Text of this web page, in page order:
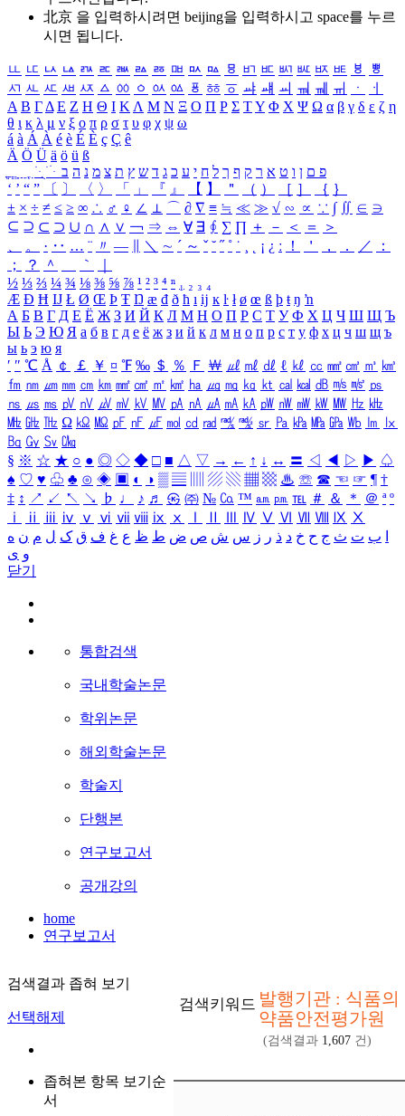
北京 을 입력하시려면 beijing을 입력하시고 space를 누르
시면 됩니다.
ㅥ ㅦ ㅧ ㅨ ㅩ ㅪ ㅫ ㅬ ㅭ ㅮ ㅯ ㅰ ㅱ ㅲ ㅳ ㅴ ㅵ ㅶ ㅷ ㅸ
ㅹ
ㅺ ㅻ ㅼ ㅽ ㅾ ㅿ ㆀ ㆁ ㆂ ㆃ ㆄ ㆅ ㆆ ㆇ ㆈ ㆉ ㆊ ㆋ ㆌ ㆍ
ㆎ
Α Β ΓΔ Ε Ζ Η Θ Ι ΚΛ Μ Ν Ξ Ο Π Ρ Σ ΤΥ Φ Χ Ψ Ω α β γ δ ε ζ η
θ ι κ λ μ ν ξ ο π ρ σ τ υ φ χ ψ ω
á à Á À é è É È ç Ç ê
Ä Ö Ü ä ö ü ß
ִֶֹ ֻּ ׁׂ פ ם ן ו ט א ר ק ף ך ל ח י ע כ ג ד ש ץ ת צ מ נ ה ב
‘ ’ “ ” 〔 〕 〈 〉 「 」 『 』 【 】 ＂ （ ） ［ ］ ｛ ｝
± × ÷ ≠ ≤ ≥ ∞ ∴ ♂ ♀ ∠ ⊥ ⌒ ∂ ∇ ≡ ≒ ≪ ≫ √ ∽ ∝ ∵ ∫ ∬ ∈ ∋
⊆ ⊇ ⊂ ⊃ ∪ ∩ ∧ ∨ ￢ ⇒ ⇔ ∀ ∃ ∮ ∑ ∏ ＋ － ＜ ＝
＞
、
。 · ‥ … ¨ 〃 ― ＼ ∼ ´ ～ ˇ ˘ ˝ ˚ ˙ ¸ ¡ ¿ ː ！ ＇ ， ． ／
：
；
？ ＾ ｀
½ ⅓ ⅔ ¼ ¾ ⅛ ⅜ ⅝ ⅞ ¹ ² ³ ⁴ ⁿ ₁ ₂ ₃ ₄
Æ Ð Ħ Ĳ Ł Ø Œ Þ Ŧ Ŋ æ đ ð ħ ı ĳ ĸ ŀ ł ø œ ß þ ŧ ŋ ŉ
А Б В Г Д Е Ё Ж З И Й К Л М Н О П Р С Т У Ф Х Ц Ч Ш Щ Ъ
Ы Ь Э Ю Я а б в г д е ё ж з и й к л м н о п р с т у ф х ц ч ш щ ъ
ы ь э ю я
′ ″ ℃ Å ￠ ￡ ￥ ¤ ℉ ‰ ＄ ％ Ｆ ￦ ㎕ ㎖ ㎗ ℓ ㎘ ㏄ ㎣ ㎤ ㎥ ㎦
㎙ ㎚ ㎛ ㎜ ㎝ ㎞ ㎟ ㎠ ㎡ ㎢ ㏊ ㎍ ㎎ ㎏ ㏏ ㎈ ㎉ ㏈ ㎧ ㎨ ㎰
㎱ ㎲ ㎳ ㎴ ㎵ ㎶ ㎷ ㎸ ㎹ ㎀ ㎁ ㎂ ㎃ ㎄ ㎺ ㎻ ㎽ ㎾ ㎿ ㎐ ㎑
㎒ ㎓ ㎔ Ω ㏀ ㏁ ㎊ ㎋ ㎌ ㏖ ㏅ ㎭ ㎮ ㎯ ㏛ ㎩ ㎪ ㎫ ㎬ ㏝ ㏐
㏓
㏃ ㏉ ㏜ ㏆
§ ※ ☆ ★ ○ ● ◎ ◇ ◆ □ ■ △ ▽ → ← ↑ ↓ ↔ 〓 ◁ ◀ ▷ ▶ ♤
♠ ♡ ♥ ♧ ♣ ⊙ ◈ ▣ ◐ ◑ ▒ ▤ ▨ ▧ ▦ ▩ ♨ ☏ ☎ ☜ ☞ ¶ †
‡ ↕ ↗ ↙ ↖ ↘ ♭ ♩ ♪ ♬ ㉿ ㈜ № ㏇ ™ ㏂ ㏘ ℡ ＃ ＆ ＊ ＠ ª º
ⅰ
ⅱ ⅲ ⅳ ⅴ ⅵ ⅶ ⅷ ⅸ ⅹ Ⅳ Ⅴ Ⅵ Ⅶ Ⅷ Ⅸ Ⅹ
ب ت ث ج ح خ د ذ ر ز س ش ص ض ط ظ ع غ ف ق ک ل م ن ه
و ی
닫기
통합검색
국내학술논문
학위논문
해외학술논문
학술지
단행본
연구보고서
공개강의
home
연구보고서
검색결과 좁혀 보기
선택해제
좁혀본 항목 보기순
서
검색키워드 발행기관 : 식품의
약품안전평가원
(검색결과 1,607 건)